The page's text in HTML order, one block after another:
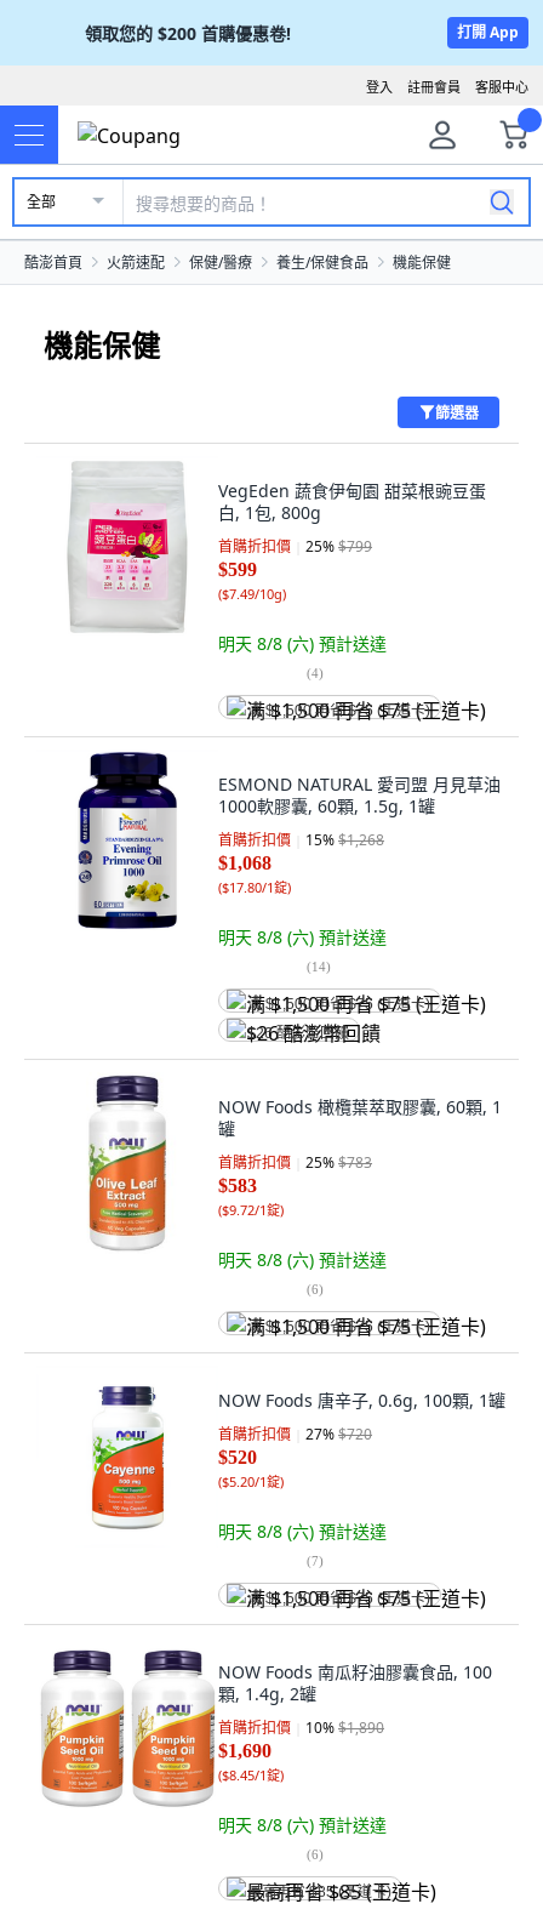
領取您的 $200 首購優惠卷! 打開 App
客服中心
註冊會員
登入
全部
酷澎首頁 火箭速配 保健/醫療 養生/保健食品 機能保健
機能保健
篩選器
VegEden 蔬食伊甸園 甜菜根豌豆蛋
白, 1包, 800g
首購折扣價 25%$799
$599
($7.49/10g)
明天 8/8 (六) 預計送達
(4)
满 $1,500 再省 $75 (王道卡)
ESMOND NATURAL 愛司盟 月見草油
1000軟膠囊, 60顆, 1.5g, 1罐
首購折扣價 15%$1,268
$1,068
($17.80/1錠)
明天 8/8 (六) 預計送達
(14)
满 $1,500 再省 $75 (王道卡)
$26 酷澎幣回饋
NOW Foods 橄欖葉萃取膠囊, 60顆, 1
罐
首購折扣價 25%$783
$583
($9.72/1錠)
明天 8/8 (六) 預計送達
(6)
满 $1,500 再省 $75 (王道卡)
NOW Foods 唐辛子, 0.6g, 100顆, 1罐
首購折扣價 27%$720
$520
($5.20/1錠)
明天 8/8 (六) 預計送達
(7)
满 $1,500 再省 $75 (王道卡)
NOW Foods 南瓜籽油膠囊食品, 100
顆, 1.4g, 2罐
首購折扣價 10%$1,890
$1,690
($8.45/1錠)
明天 8/8 (六) 預計送達
(6)
最高再省 $85 (王道卡)